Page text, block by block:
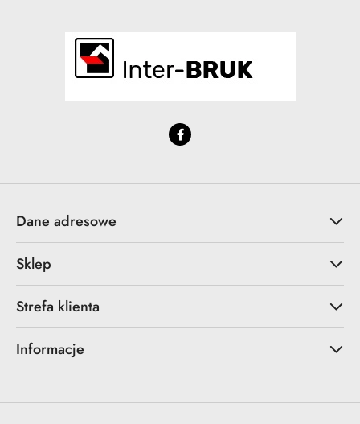
Dane adresowe
Sklep
Strefa klienta
Informacje